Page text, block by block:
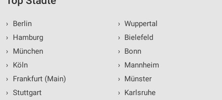
›
Berlin
›
Hamburg
›
München
›
Köln
›
Frankfurt (Main)
› Stuttgart
› Wuppertal
› Bielefeld
› Bonn
› Mannheim
› Münster
› Karlsruhe